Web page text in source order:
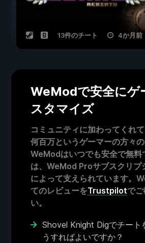
13件のチート 4か月前
WeModで安全にゲ
スタマイズ
コミュニティに加わってくれ
何百万というゲーマーの方々の
WeModはいつでも安全で無
は、WeMod Proサブスクリプ
によって支えられています。
てのレビューをTrustpilotで
い。
Shovel Knight Digでチート
うすればよいですか？